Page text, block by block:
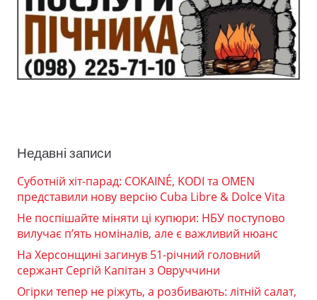
Недавні записи
Суботній хіт-парад: COKAINÉ, KODI та OMEN
представили нову версію Cuba Libre & Dolce Vita
Не поспішайте міняти ці купюри: НБУ поступово
вилучає п’ять номіналів, але є важливий нюанс
На Херсонщині загинув 51-річний головний
сержант Сергій Капітан з Овруччини
Огірки тепер не ріжуть, а розбивають: літній салат,